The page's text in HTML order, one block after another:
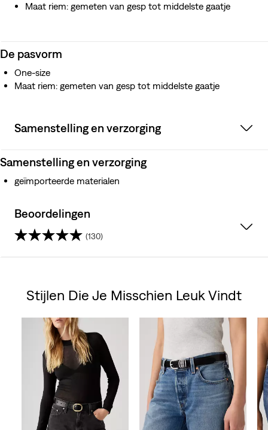
Maat riem: gemeten van gesp tot middelste gaatje
De pasvorm
One-size
Maat riem: gemeten van gesp tot middelste gaatje
Samenstelling en verzorging
Samenstelling en verzorging
geïmporteerde materialen
Beoordelingen
(130)
de
sterren.
beoordelingen
Stijlen Die Je Misschien Leuk Vindt